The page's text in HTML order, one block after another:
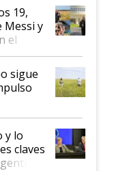
19,
Messi y
el
"darle
salió
sigue
y lo
claves